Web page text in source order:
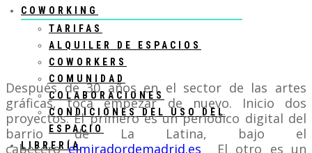
COWORKING
TARIFAS
ALQUILER DE ESPACIOS
COWORKERS
COMUNIDAD
COLABORACIONES
CONDICIONES DEL USO DEL
ESPACIO
LIBRERÍA
Después de 30 años en el sector de las artes
gráficas, toca empezar de nuevo. Inicio dos
proyectos. El primero es un periódico digital del
barrio de La Latina, bajo el
cabeceroelmiradordemadrid.es El otro es un